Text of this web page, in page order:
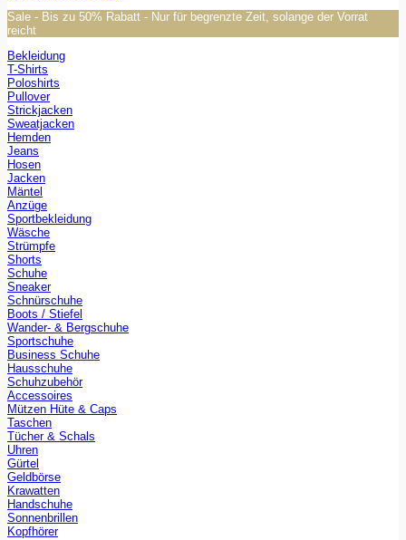
Sale - Bis zu 50% Rabatt - Nur für begrenzte Zeit, solange der Vorrat
reicht
Bekleidung
T-Shirts
Poloshirts
Pullover
Strickjacken
Sweatjacken
Hemden
Jeans
Hosen
Jacken
Mäntel
Anzüge
Sportbekleidung
Wäsche
Strümpfe
Shorts
Schuhe
Sneaker
Schnürschuhe
Boots / Stiefel
Wander- & Bergschuhe
Sportschuhe
Business Schuhe
Hausschuhe
Schuhzubehör
Accessoires
Mützen Hüte & Caps
Taschen
Tücher & Schals
Uhren
Gürtel
Geldbörse
Krawatten
Handschuhe
Sonnenbrillen
Kopfhörer